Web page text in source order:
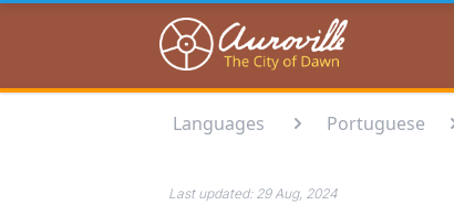
Auroville
Languages Portuguese
Last updated: 29 Aug, 2024